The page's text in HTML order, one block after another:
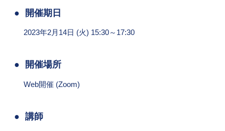
開催期日
2023年2月14日 (火) 15:30～17:30
開催場所
Web開催 (Zoom)
講師